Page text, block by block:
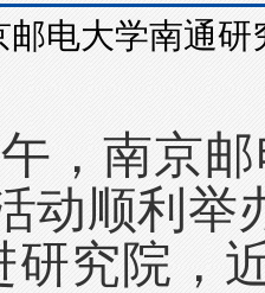
邮电大学南通研
，南京
动顺利举
研究院，